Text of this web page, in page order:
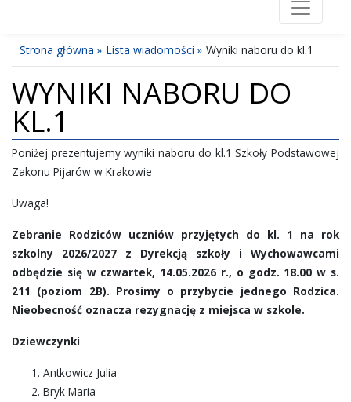
Strona główna Lista wiadomości Wyniki naboru do kl.1
WYNIKI NABORU DO
KL.1
Poniżej prezentujemy wyniki naboru do kl.1 Szkoły Podstawowej
Zakonu Pijarów w Krakowie
Uwaga!
Zebranie Rodziców uczniów przyjętych do kl. 1 na rok
szkolny 2026/2027 z Dyrekcją szkoły i Wychowawcami
odbędzie się w czwartek, 14.05.2026 r., o godz. 18.00 w s.
211 (poziom 2B). Prosimy o przybycie jednego Rodzica.
Nieobecność oznacza rezygnację z miejsca w szkole.
Dziewczynki
Antkowicz Julia
Bryk Maria